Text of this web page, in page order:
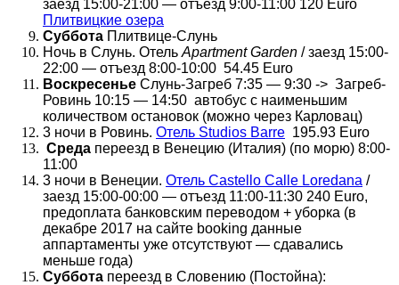
заезд 15:00-21:00 — отъезд 9:00-11:00 120 Euro
Плитвицкие озера
Суббота Плитвице-Слунь
Ночь в Слунь. Отель Apartment Garden / заезд 15:00-
22:00 — отъезд 8:00-10:00 54.45 Euro
Воскресенье Слунь-Загреб 7:35 — 9:30 -> Загреб-
Ровинь 10:15 — 14:50 автобус с наименьшим
количеством остановок (можно через Карловац)
3 ночи в Ровинь. Отель Studios Barre 195.93 Euro
Среда переезд в Венецию (Италия) (по морю) 8:00-
11:00
3 ночи в Венеции. Отель Castello Calle Loredana /
заезд 15:00-00:00 — отъезд 11:00-11:30 240 Euro,
предоплата банковским переводом + уборка (в
декабре 2017 на сайте booking данные
аппартаменты уже отсутствуют — сдавались
меньше года)
Суббота переезд в Словению (Постойна):